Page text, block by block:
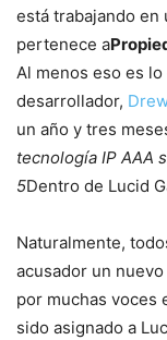
está trabajando en
pertenece a
Al menos eso es
desarrollador,
un año y tres
tecnología IP AAA
5Dentro de Lucid
Naturalmente,
acusador un
por muchas voces
sido asignado a